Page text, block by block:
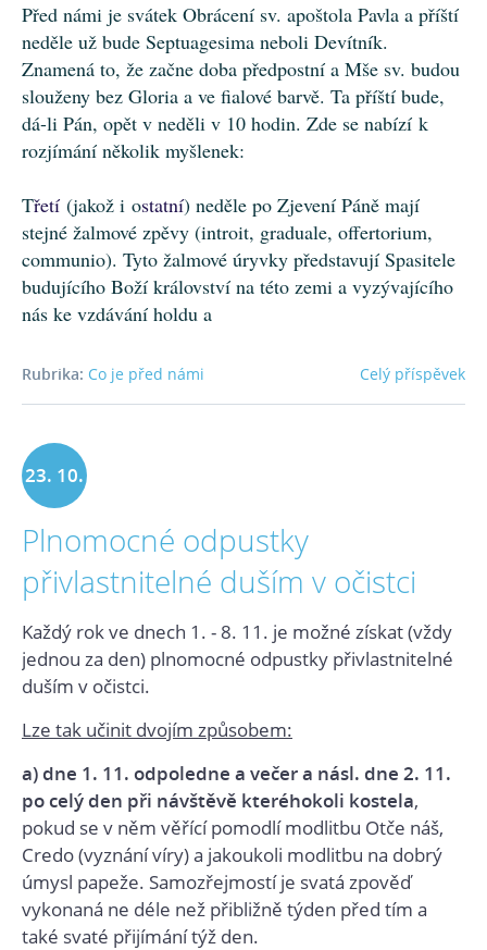
Před námi je svátek Obrácení sv. apoštola Pavla a příští
neděle už bude Septuagesima neboli Devítník.
Znamená to, že začne doba předpostní a Mše sv. budou
slouženy bez Gloria a ve fialové barvě. Ta příští bude,
dá-li Pán, opět v neděli v 10 hodin. Zde se nabízí k
rozjímání několik myšlenek:
Třetí (jakož i ostatní) neděle po Zjevení Páně mají
stejné žalmové zpěvy (introit, graduale, offertorium,
communio). Tyto žalmové úryvky představují Spasitele
budujícího Boží království na této zemi a vyzývajícího
nás ke vzdávání holdu a
Celý příspěvek
Rubrika: Co je před námi
23. 10.
2021
Plnomocné odpustky
přivlastnitelné duším v očistci
Každý rok ve dnech 1. - 8. 11. je možné získat (vždy
jednou za den) plnomocné odpustky přivlastnitelné
duším v očistci.
Lze tak učinit dvojím způsobem:
a) dne 1. 11. odpoledne a večer a násl. dne 2. 11.
po celý den při návštěvě kteréhokoli kostela,
pokud se v něm věřící pomodlí modlitbu Otče náš,
Credo (vyznání víry) a jakoukoli modlitbu na dobrý
úmysl papeže. Samozřejmostí je svatá zpověď
vykonaná ne déle než přibližně týden před tím a
také svaté přijímání týž den.